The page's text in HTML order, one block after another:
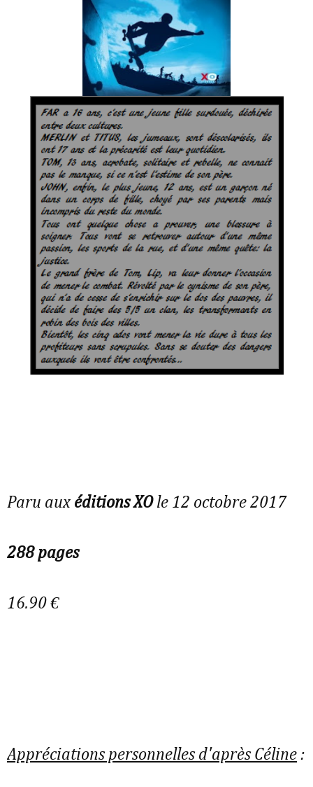
Paru aux éditions XO le 12 octobre 2017
288 pages
16.90 €
Appréciations personnelles d'après Céline :